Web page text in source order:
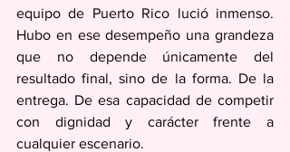
equipo de Puerto Rico lució inmenso.
Hubo en ese desempeño una grandeza
que no depende únicamente del
resultado final, sino de la forma. De la
entrega. De esa capacidad de competir
con dignidad y carácter frente a
cualquier escenario.